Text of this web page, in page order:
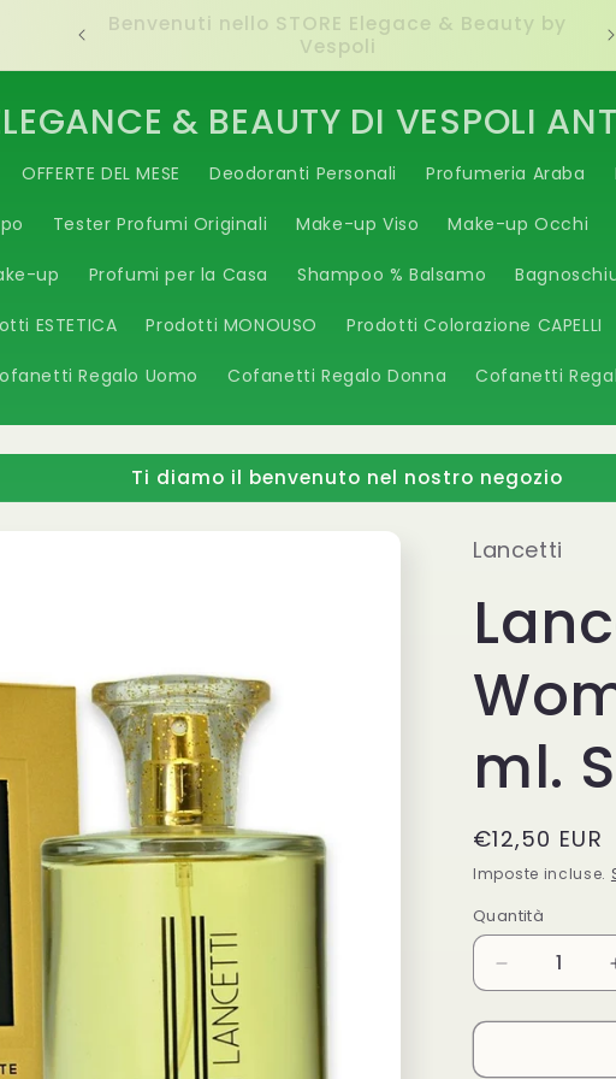
Ti diamo il benvenuto nel nostro negozio
& BEAUTY DI VESPOLI
OFFERTE DEL MESE Deodoranti Personali Profumeria Araba
Tester Profumi Originali Make-up Viso Make-up Occhi
up Profumi per la Casa Shampoo % Balsamo
ESTETICA Prodotti MONOUSO Prodotti Colorazione CAPELLI
Regalo Uomo Cofanetti Regalo Donna Cofanetti
Ti diamo il benvenuto nel nostro negozio
Lancetti
ml.
Prezzo
di
listino
€12,50 EUR
Imposte incluse.
Quantità
Quantità
Diminuisci
quantità
per
Oro